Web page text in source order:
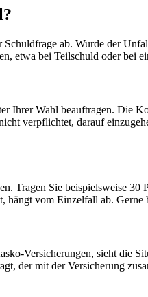
ab. Wurde der
etwa bei Teilschuld oder bei
Ihrer Wahl beauftragen. Die
verpflichtet, darauf
Tragen Sie beispielsweise
hängt vom Einzelfall ab.
Versicherungen, sieht die
der mit der Versicherung